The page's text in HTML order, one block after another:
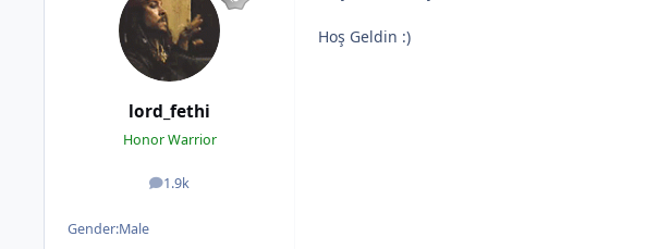
lord_fethi
Honor Warrior
1.9k
posts
Gender:Male
Hoş Geldin :)